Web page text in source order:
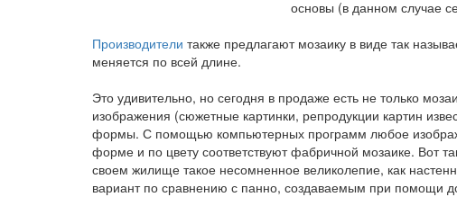
основы (в данном случае
Производители также предлагают мозаику в виде так
меняется по всей длине.
Это удивительно, но сегодня в продаже есть не только
изображения (сюжетные картинки, репродукции картин
формы. С помощью компьютерных программ любое
форме и по цвету соответствуют фабричной мозаике. Вот
своем жилище такое несомненное великолепие, как
вариант по сравнению с панно, создаваемым при помощи